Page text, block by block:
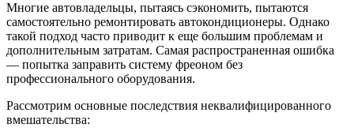
Многие автовладельцы, пытаясь сэкономить, пытаются
самостоятельно ремонтировать автокондиционеры. Однако
такой подход часто приводит к еще большим проблемам и
дополнительным затратам. Самая распространенная ошибка
— попытка заправить систему фреоном без
профессионального оборудования.
Рассмотрим основные последствия неквалифицированного
вмешательства: